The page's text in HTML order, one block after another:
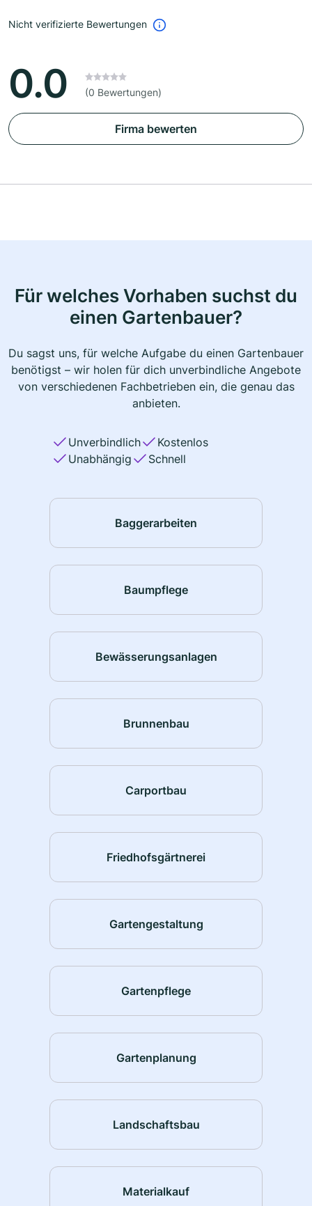
Nicht verifizierte Bewertungen
0.0 (0 Bewertungen)
Firma bewerten
Für welches Vorhaben suchst du
einen Gartenbauer?
Du sagst uns, für welche Aufgabe du einen Gartenbauer
benötigst – wir holen für dich unverbindliche Angebote
von verschiedenen Fachbetrieben ein, die genau das
anbieten.
Unverbindlich
Kostenlos
Unabhängig
Schnell
Baggerarbeiten
Baumpflege
Bewässerungsanlagen
Brunnenbau
Carportbau
Friedhofsgärtnerei
Gartengestaltung
Gartenpflege
Gartenplanung
Landschaftsbau
Materialkauf